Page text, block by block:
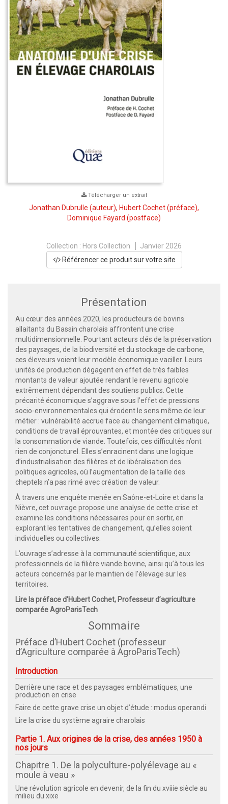
Télécharger un extrait
Jonathan Dubrulle (auteur), Hubert Cochet(préface),
Dominique Fayard (postface)
Collection : Hors Collection
Janvier 2026
Référencer ce produit sur votre site
Présentation
Au cœur des années 2020, les producteurs de bovins
allaitants du Bassin charolais affrontent une crise
multidimensionnelle. Pourtant acteurs clés de la préservation
des paysages, de la biodiversité et du stockage de carbone,
ces éleveurs voient leur modèle économique vaciller. Leurs
unités de production dégagent en effet de très faibles
montants de valeur ajoutée rendant le revenu agricole
extrêmement dépendant des soutiens publics. Cette
précarité économique s’aggrave sous l’effet de pressions
socio-environnementales qui érodent le sens même de leur
métier : vulnérabilité accrue face au changement climatique,
conditions de travail éprouvantes, et montée des critiques sur
la consommation de viande. Toutefois, ces difficultés n’ont
rien de conjoncturel. Elles s’enracinent dans une logique
d’industrialisation des filières et de libéralisation des
politiques agricoles, où l’augmentation de la taille des
cheptels n’a pas rimé avec création de valeur.
À travers une enquête menée en Saône-et-Loire et dans la
Nièvre, cet ouvrage propose une analyse de cette crise et
examine les conditions nécessaires pour en sortir, en
explorant les tentatives de changement, qu’elles soient
individuelles ou collectives.
L’ouvrage s’adresse à la communauté scientifique, aux
professionnels de la filière viande bovine, ainsi qu’à tous les
acteurs concernés par le maintien de l’élevage sur les
territoires.
Lire la préface d'Hubert Cochet, Professeur d’agriculture
comparée AgroParisTech
Sommaire
Préface d’Hubert Cochet (professeur
d’Agriculture comparée à AgroParisTech)
Introduction
Derrière une race et des paysages emblématiques, une
production en crise
Faire de cette grave crise un objet d’étude : modus operandi
Lire la crise du système agraire charolais
Partie 1. Aux origines de la crise, des années 1950 à
nos jours
Chapitre 1. De la polyculture-polyélevage au «
moule à veau »
Une révolution agricole en devenir, de la fin du xviiie siècle au
milieu du xixe